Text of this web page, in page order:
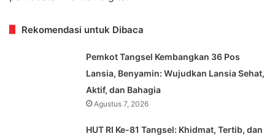
Rekomendasi untuk Dibaca
Pemkot Tangsel Kembangkan 36 Pos
Lansia, Benyamin: Wujudkan Lansia Sehat,
Aktif, dan Bahagia
Agustus 7, 2026
HUT RI Ke-81 Tangsel: Khidmat, Tertib, dan